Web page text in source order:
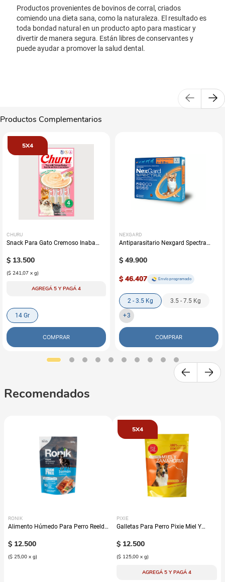
Productos provenientes de bovinos de corral, criados
comiendo una dieta sana, como la naturaleza. El resultado es
toda bondad natural en un producto apto para masticar y
divertir de manera segura. Están libres de conservantes y
puede ayudar a promover la salud dental.
Productos Complementarios
5X4
CHURU
Snack Para Gato Cremoso Inaba
$ 13.500
($ 241,07 x g)
AGREGÁ 5 Y PAGÁ 4
14 Gr
COMPRAR
NEXGARD
Antiparasitario Nexgard Spectra
$ 49.900
$ 46.407
Envío programado
2 - 3.5 Kg 3.5 - 7.5 Kg
+3
COMPRAR
Recomendados
RONIK
Alimento Húmedo Para Perro Reelds
$ 12.500
($ 25,00 x g)
5X4
PIXIE
Galletas Para Perro Pixie Miel Y
$ 12.500
($ 125,00 x g)
AGREGÁ 5 Y PAGÁ 4